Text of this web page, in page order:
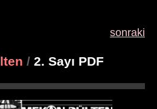
sonraki
/ 2. Sayı PDF